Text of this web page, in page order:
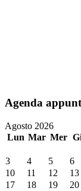
Agenda
Agosto 2026
Lun Mar Mer
3
4 5 6
10
11 12 13
17
18 19 20